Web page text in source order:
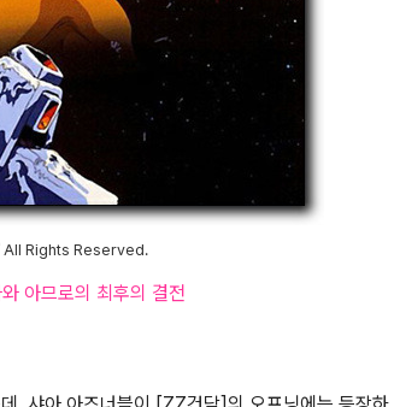
Rights Reserved.
아므로의 최후의 결전